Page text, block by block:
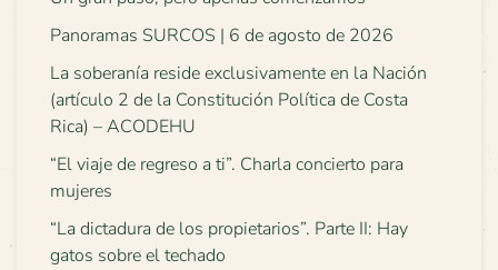
Panoramas SURCOS | 6 de agosto de 2026
La soberanía reside exclusivamente en la Nación
(artículo 2 de la Constitución Política de Costa
Rica) – ACODEHU
“El viaje de regreso a ti”. Charla concierto para
mujeres
“La dictadura de los propietarios”. Parte II: Hay
gatos sobre el techado